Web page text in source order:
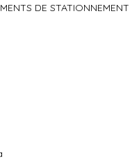
DE STATIONNEMENT